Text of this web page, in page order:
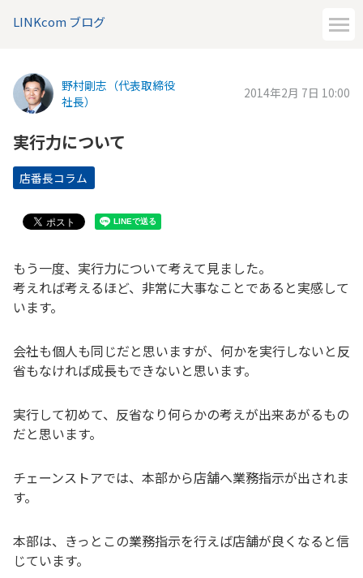
LINKcom ブログ
野村剛志（代表取締役
社長）
2014年2月 7日 10:00
実行力について
店番長コラム
もう一度、実行力について考えて見ました。
考えれば考えるほど、非常に大事なことであると実感して
います。
会社も個人も同じだと思いますが、何かを実行しないと反
省もなければ成長もできないと思います。
実行して初めて、反省なり何らかの考えが出来あがるもの
だと思います。
チェーンストアでは、本部から店舗へ業務指示が出されま
す。
本部は、きっとこの業務指示を行えば店舗が良くなると信
じています。